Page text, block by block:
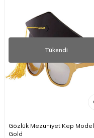
Tükendi
Gözlük Mezuniyet Kep Model
Gold